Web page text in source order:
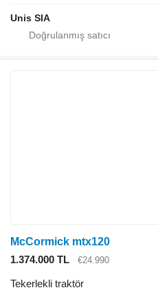
Unis SIA
McCormick mtx120
1.374.000 TL
€24.990
Tekerlekli traktör